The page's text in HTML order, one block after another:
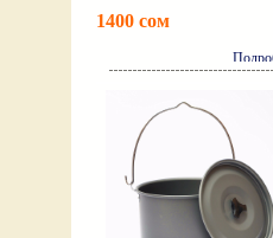
1400 сом